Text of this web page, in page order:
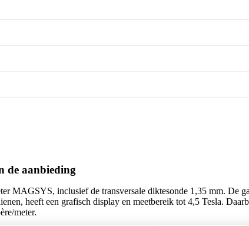
de aanbieding
MAGSYS, inclusief de transversale diktesonde 1,35 mm. De
heeft een grafisch display en meetbereik tot 4,5 Tesla.
meter.